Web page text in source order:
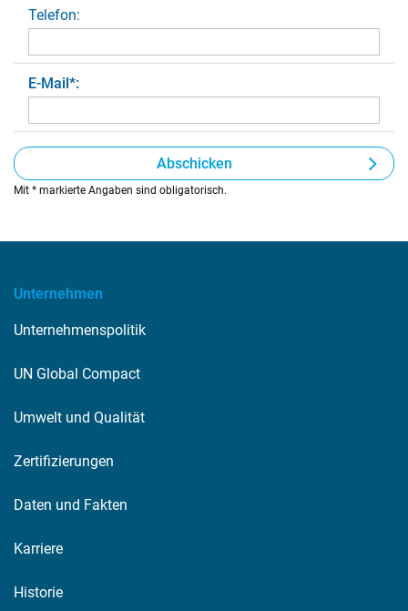
Telefon:
E-Mail*:
Abschicken
Mit * markierte Angaben sind obligatorisch.
Unternehmen
Unternehmenspolitik
UN Global Compact
Umwelt und Qualität
Zertifizierungen
Daten und Fakten
Karriere
Historie